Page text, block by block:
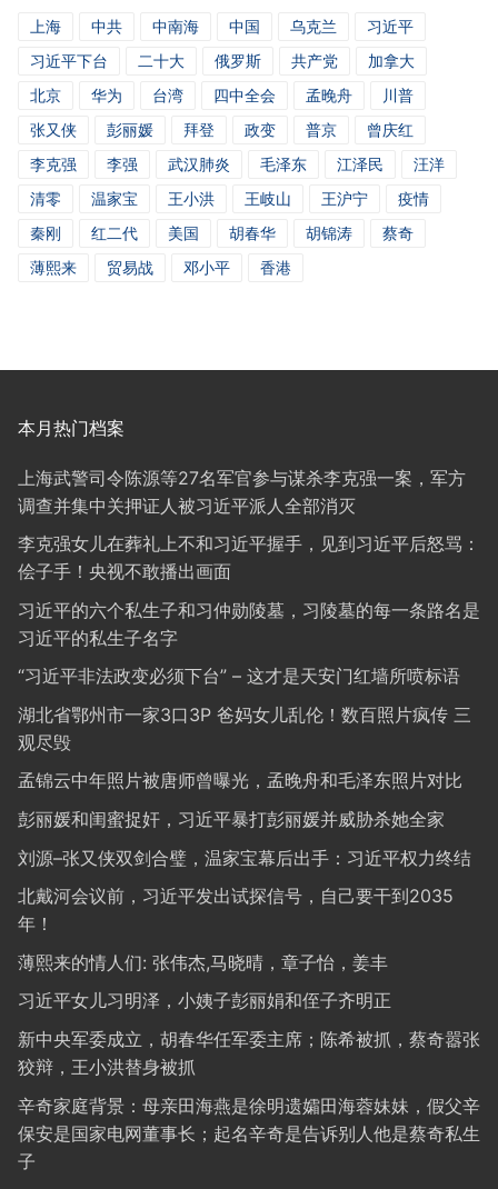
上海 中共 中南海 中国 乌克兰
习近平
习近平下台
二十大 俄罗斯 共产党
加拿大
北京
华为 台湾 四中全会 孟晚舟
川普
张又侠
彭丽媛 拜登 政变 普京
曾庆红
李克强
李强 武汉肺炎 毛泽东 江泽民
汪洋
清零
温家宝 王小洪 王岐山 王沪宁
疫情
秦刚
红二代 美国 胡春华 胡锦涛
蔡奇
薄熙来
贸易战 邓小平 香港
本月热门档案
上海武警司令陈源等27名军官参与谋杀李克强一案，军方
调查并集中关押证人被习近平派人全部消灭
李克强女儿在葬礼上不和习近平握手，见到习近平后怒骂：
侩子手！央视不敢播出画面
习近平的六个私生子和习仲勋陵墓，习陵墓的每一条路名是
习近平的私生子名字
“习近平非法政变必须下台” – 这才是天安门红墙所喷标语
湖北省鄂州市一家3口3P 爸妈女儿乱伦！数百照片疯传 三
观尽毁
孟锦云中年照片被唐师曾曝光，孟晚舟和毛泽东照片对比
彭丽媛和闺蜜捉奸，习近平暴打彭丽媛并威胁杀她全家
刘源–张又侠双剑合璧，温家宝幕后出手：习近平权力终结
北戴河会议前，习近平发出试探信号，自己要干到2035
年！
薄熙来的情人们: 张伟杰,马晓晴，章子怡，姜丰
习近平女儿习明泽，小姨子彭丽娟和侄子齐明正
新中央军委成立，胡春华任军委主席；陈希被抓，蔡奇嚣张
狡辩，王小洪替身被抓
辛奇家庭背景：母亲田海燕是徐明遗孀田海蓉妹妹，假父辛
保安是国家电网董事长；起名辛奇是告诉别人他是蔡奇私生
子